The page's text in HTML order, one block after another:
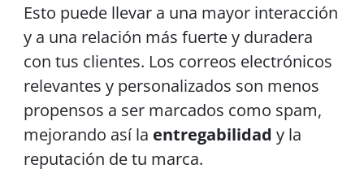
Esto puede llevar a una mayor interacción
y a una relación más fuerte y duradera
con tus clientes. Los correos electrónicos
relevantes y personalizados son menos
propensos a ser marcados como spam,
mejorando así la entregabilidad y la
reputación de tu marca.